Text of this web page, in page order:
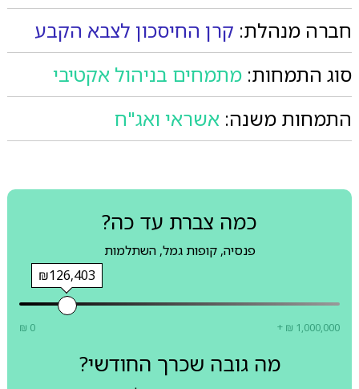
חברה מנהלת: קרן החיסכון לצבא הקבע
סוג התמחות: מתמחים בניהול אקטיבי
התמחות משנה: אשראי ואג"ח
כמה צברת עד כה?
פנסיה, קופות גמל, השתלמות
₪126,403
₪ 0 + ₪ 1,000,000
מה גובה שכרך החודשי?